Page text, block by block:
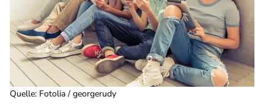
Quelle: Fotolia / georgerudy